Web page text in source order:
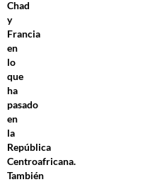
Chad
y
Francia
en
lo
que
ha
pasado
en
la
República
Centroafricana.
También